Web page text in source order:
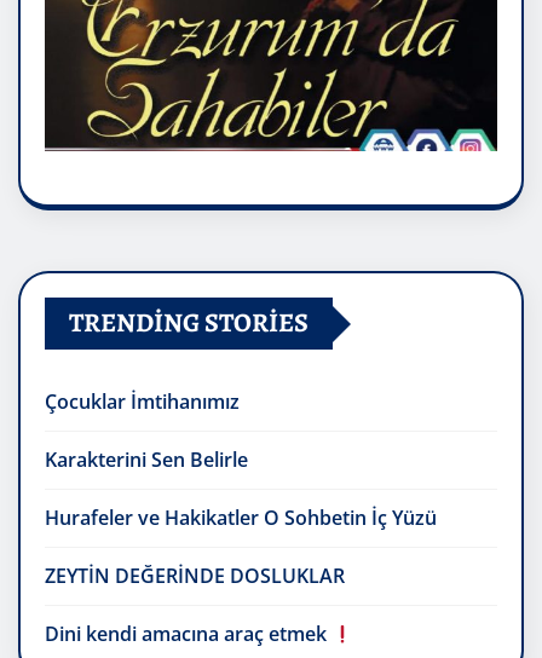
TRENDING STORIES
Çocuklar İmtihanımız
Karakterini Sen Belirle
Hurafeler ve Hakikatler O Sohbetin İç Yüzü
ZEYTİN DEĞERİNDE DOSLUKLAR
Dini kendi amacına araç etmek